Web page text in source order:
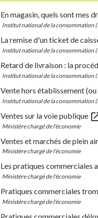
En magasin, quels sont mes
Institut national de la consommation
La remise d'un ticket de
Institut national de la consommation
Retard de livraison : la
Institut national de la consommation
Vente hors établissement
Institut national de la consommation
Ventes sur la voie publique
Ministère chargé de l'économie
Ventes et marchés de plein air
Ministère chargé de l'économie
Les pratiques commerciales
Ministère chargé de l'économie
Pratiques commerciales
Ministère chargé de l'économie